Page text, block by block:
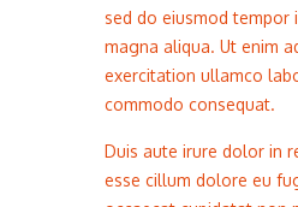
sed do eiusmod
magna aliqua. Ut enim
exercitation ullamco
commodo consequat.
Duis aute irure dolor in
esse cillum dolore eu